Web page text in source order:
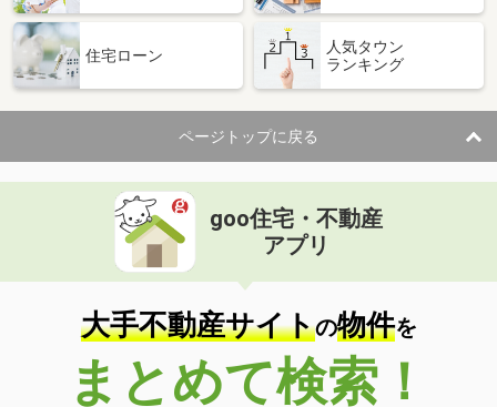
住宅ローン
人気タウン
ランキング
ページトップに戻る
goo住宅・不動産
アプリ
大手不動産サイトの物件を
まとめて検索！